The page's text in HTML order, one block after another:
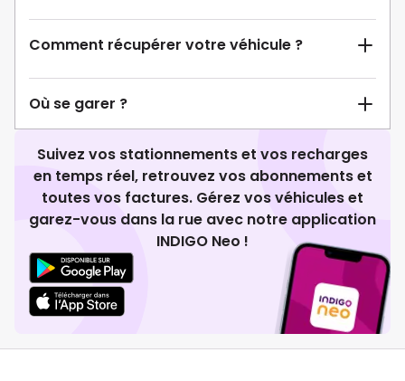
Comment récupérer votre véhicule ?
Où se garer ?
Suivez vos stationnements et vos recharges
en temps réel, retrouvez vos abonnements et
toutes vos factures. Gérez vos véhicules et
garez-vous dans la rue avec notre application
INDIGO Neo !